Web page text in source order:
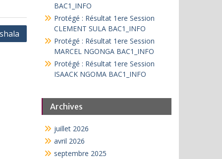
BAC1_INFO
Protégé : Résultat 1ere Session
CLEMENT SULA BAC1_INFO
Protégé : Résultat 1ere Session
MARCEL NGONGA BAC1_INFO
Protégé : Résultat 1ere Session
ISAACK NGOMA BAC1_INFO
Archives
juillet 2026
avril 2026
septembre 2025